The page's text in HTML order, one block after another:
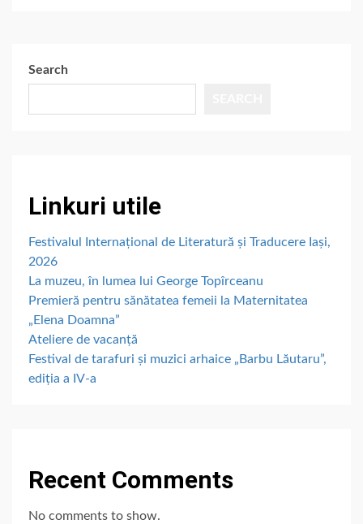
Search
Linkuri utile
Festivalul Internațional de Literatură și Traducere Iași,
2026
La muzeu, în lumea lui George Topîrceanu
Premieră pentru sănătatea femeii la Maternitatea
„Elena Doamna”
Ateliere de vacanță
Festival de tarafuri și muzici arhaice „Barbu Lăutaru”,
ediția a IV-a
Recent Comments
No comments to show.